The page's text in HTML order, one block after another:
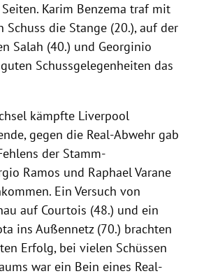
Karim Benzema traf mit
Schuss die Stange (20.), auf der
Salah (40.) und Georginio
Schussgelegenheiten das
kämpfte Liverpool
gegen die Real-Abwehr gab
der Stamm-
Ramos und Raphael Varane
Ein Versuch von
auf Courtois (48.) und ein
ins Außennetz (70.) brachten
Erfolg, bei vielen Schüssen
war ein Bein eines Real-